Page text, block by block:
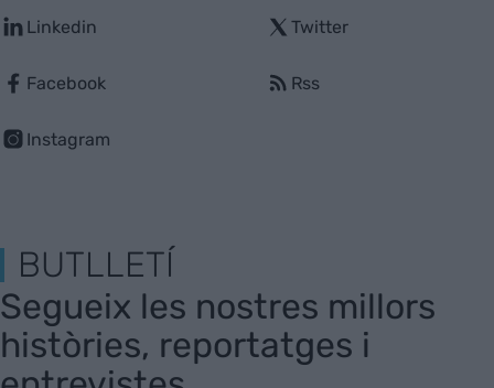
Linkedin
Facebook
Instagram
Twitter
Rss
BUTLLETÍ
Segueix les nostres millors
històries, reportatges i